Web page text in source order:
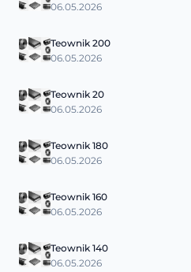
06.05.2026
Teownik 200
06.05.2026
Teownik 20
06.05.2026
Teownik 180
06.05.2026
Teownik 160
06.05.2026
Teownik 140
06.05.2026